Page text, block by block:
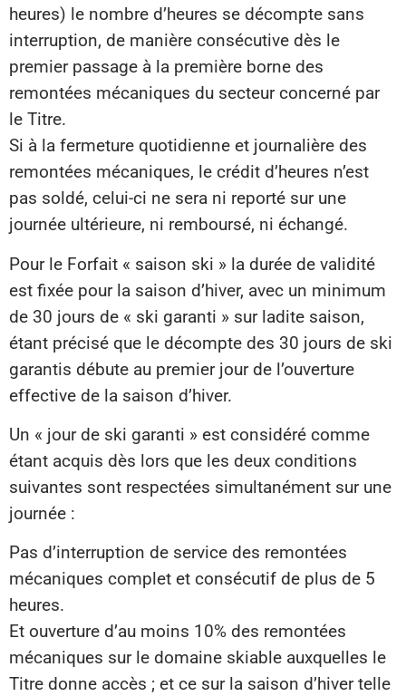
heures) le nombre d’heures se décompte sans
interruption, de manière consécutive dès le
premier passage à la première borne des
remontées mécaniques du secteur concerné par
le Titre.
Si à la fermeture quotidienne et journalière des
remontées mécaniques, le crédit d’heures n’est
pas soldé, celui-ci ne sera ni reporté sur une
journée ultérieure, ni remboursé, ni échangé.
Pour le Forfait « saison ski » la durée de validité
est fixée pour la saison d’hiver, avec un minimum
de 30 jours de « ski garanti » sur ladite saison,
étant précisé que le décompte des 30 jours de ski
garantis débute au premier jour de l’ouverture
effective de la saison d’hiver.
Un « jour de ski garanti » est considéré comme
étant acquis dès lors que les deux conditions
suivantes sont respectées simultanément sur une
journée :
Pas d’interruption de service des remontées
mécaniques complet et consécutif de plus de 5
heures.
Et ouverture d’au moins 10% des remontées
mécaniques sur le domaine skiable auxquelles le
Titre donne accès ; et ce sur la saison d’hiver telle